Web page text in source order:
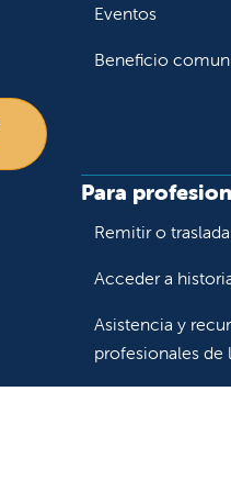
En caso
Si su hijo
Gracias por su
Eventos
Beneficio
Para
Remitir o
Acceder a
Asistencia y
profesionales de